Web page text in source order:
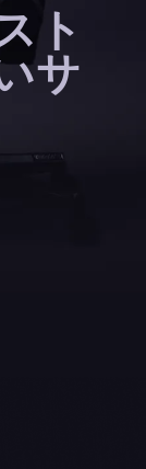
ト
サ